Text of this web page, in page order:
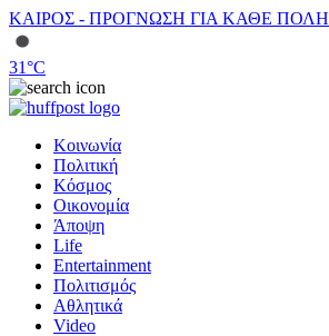
ΚΑΙΡΟΣ - ΠΡΟΓΝΩΣΗ ΓΙΑ ΚΑΘΕ ΠΟΛΗ
31°C
Κοινωνία
Πολιτική
Κόσμος
Οικονομία
Άποψη
Life
Entertainment
Πολιτισμός
Αθλητικά
Video